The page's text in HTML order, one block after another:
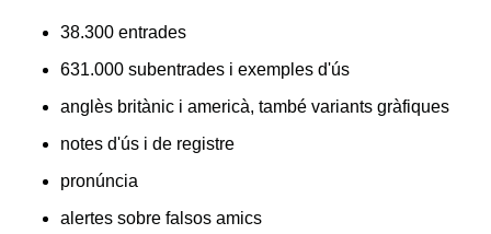
38.300 entrades
631.000 subentrades i exemples d'ús
anglès britànic i americà, també variants gràfiques
notes d'ús i de registre
pronúncia
alertes sobre falsos amics